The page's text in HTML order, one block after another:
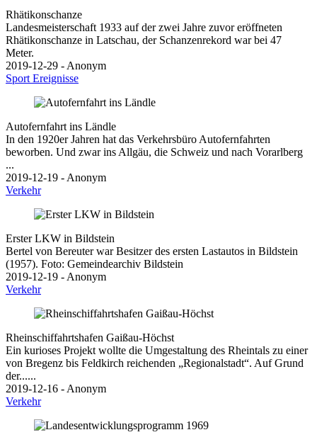
Rhätikonschanze
Landesmeisterschaft 1933 auf der zwei Jahre zuvor eröffneten
Rhätikonschanze in Latschau, der Schanzenrekord war bei 47
Meter.
2019-12-29 - Anonym
Sport Ereignisse
Autofernfahrt ins Ländle
In den 1920er Jahren hat das Verkehrsbüro Autofernfahrten
beworben. Und zwar ins Allgäu, die Schweiz und nach Vorarlberg
...
2019-12-19 - Anonym
Verkehr
Erster LKW in Bildstein
Bertel von Bereuter war Besitzer des ersten Lastautos in Bildstein
(1957). Foto: Gemeindearchiv Bildstein
2019-12-19 - Anonym
Verkehr
Rheinschiffahrtshafen Gaißau-Höchst
Ein kurioses Projekt wollte die Umgestaltung des Rheintals zu einer
von Bregenz bis Feldkirch reichenden „Regionalstadt“. Auf Grund
der......
2019-12-16 - Anonym
Verkehr